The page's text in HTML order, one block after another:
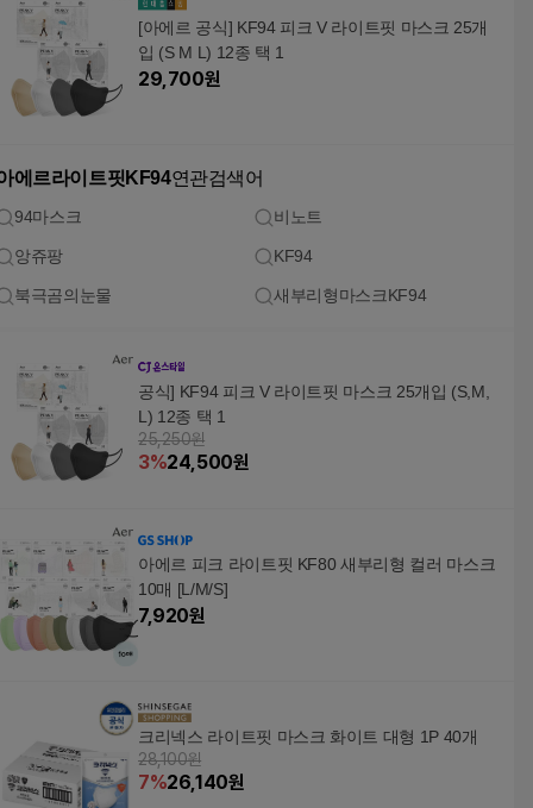
[아에르 공식] KF94 피크 V 라이트핏 마스크 25개
입 (S M L) 12종 택 1
29,700원
에르라이트핏KF94연관검색어
94마스크 비노트
앙쥬팡 KF94
북극곰의눈물 새부리형마스크KF94
공식] KF94 피크 V 라이트핏 마스크 25개입 (S,M,
L) 12종 택 1
25,250원
3%24,500원
아에르 피크 라이트핏 KF80 새부리형 컬러 마스크
10매 [L/M/S]
7,920원
크리넥스 라이트핏 마스크 화이트 대형 1P 40개
28,100원
7%26,140원